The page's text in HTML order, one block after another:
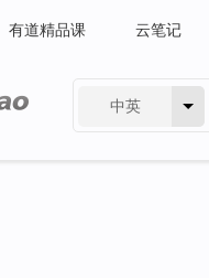
有道精品课 云笔记
中英